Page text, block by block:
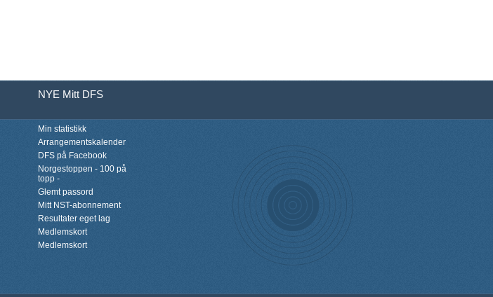
NYE Mitt DFS
Min statistikk
Arrangementskalender
DFS på Facebook
Norgestoppen - 100 på
topp -
Glemt passord
Mitt NST-abonnement
Resultater eget lag
Medlemskort
Medlemskort